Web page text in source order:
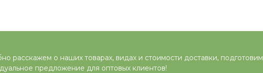
расскажем о наших товарах, видах и стоимости доставки, подготовим
предложение для оптовых клиентов!